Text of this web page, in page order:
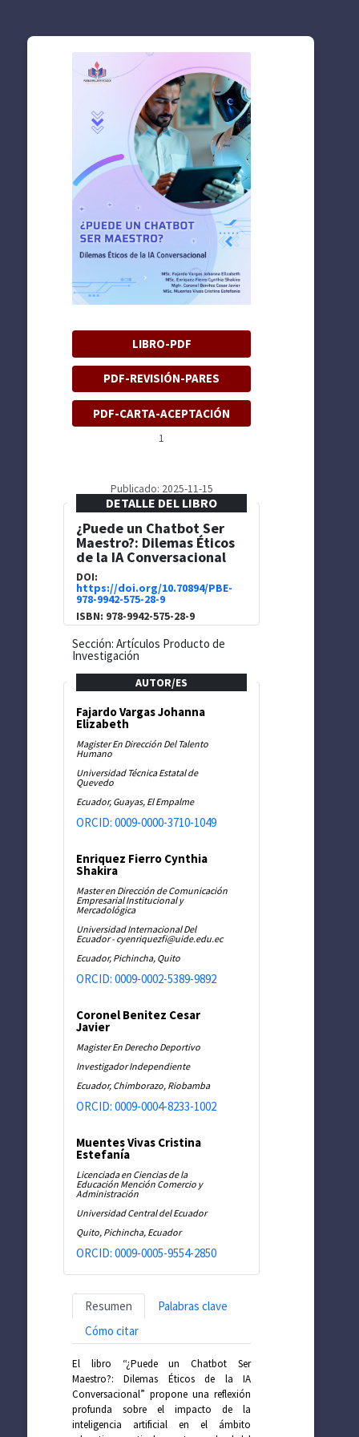
LIBRO-PDF
PDF-REVISIÓN-PARES
PDF-CARTA-ACEPTACIÓN
1
Publicado: 2025-11-15
DETALLE DEL LIBRO
¿Puede un Chatbot Ser
Maestro?: Dilemas Éticos
de la IA Conversacional
DOI:
https://doi.org/10.70894/PBE-
978-9942-575-28-9
ISBN: 978-9942-575-28-9
Sección: Artículos Producto de
Investigación
AUTOR/ES
Fajardo Vargas Johanna
Elizabeth
Magister En Dirección Del Talento
Humano
Universidad Técnica Estatal de
Quevedo
Ecuador, Guayas, El Empalme
ORCID: 0009-0000-3710-1049
Enriquez Fierro Cynthia
Shakira
Master en Dirección de Comunicación
Empresarial Institucional y
Mercadológica
Universidad Internacional Del
Ecuador - cyenriquezfi@uide.edu.ec
Ecuador, Pichincha, Quito
ORCID: 0009-0002-5389-9892
Coronel Benitez Cesar
Javier
Magister En Derecho Deportivo
Investigador Independiente
Ecuador, Chimborazo, Riobamba
ORCID: 0009-0004-8233-1002
Muentes Vivas Cristina
Estefanía
Licenciada en Ciencias de la
Educación Mención Comercio y
Administración
Universidad Central del Ecuador
Quito, Pichincha, Ecuador
ORCID: 0009-0005-9554-2850
Resumen
Palabras clave
Cómo citar
El libro “¿Puede un Chatbot Ser
Maestro?: Dilemas Éticos de la IA
Conversacional” propone una reflexión
profunda sobre el impacto de la
inteligencia artificial en el ámbito